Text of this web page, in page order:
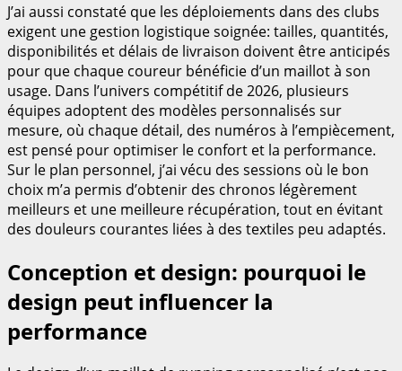
J’ai aussi constaté que les déploiements dans des clubs
exigent une gestion logistique soignée: tailles, quantités,
disponibilités et délais de livraison doivent être anticipés
pour que chaque coureur bénéficie d’un maillot à son
usage. Dans l’univers compétitif de 2026, plusieurs
équipes adoptent des modèles personnalisés sur
mesure, où chaque détail, des numéros à l’empiècement,
est pensé pour optimiser le confort et la performance.
Sur le plan personnel, j’ai vécu des sessions où le bon
choix m’a permis d’obtenir des chronos légèrement
meilleurs et une meilleure récupération, tout en évitant
des douleurs courantes liées à des textiles peu adaptés.
Conception et design: pourquoi le
design peut influencer la
performance